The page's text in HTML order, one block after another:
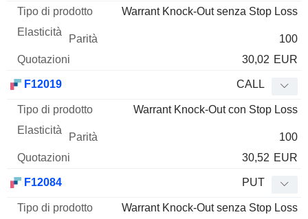
Warrant Knock-Out senza Stop Loss
100
30,02 EUR
F12019 CALL
Warrant Knock-Out con Stop Loss
100
30,52 EUR
F12084 PUT
Warrant Knock-Out senza Stop Loss